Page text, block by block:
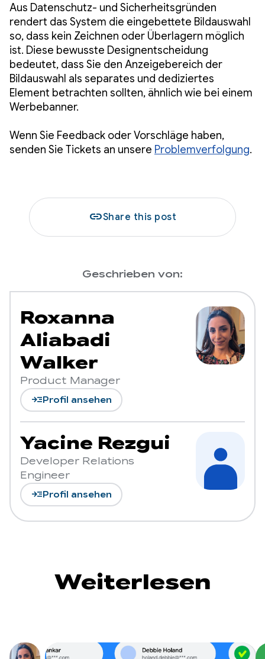
Aus Datenschutz- und Sicherheitsgründen
rendert das System die eingebettete Bildauswahl
so, dass kein Zeichnen oder Überlagern möglich
ist. Diese bewusste Designentscheidung
bedeutet, dass Sie den Anzeigebereich der
Bildauswahl als separates und dediziertes
Element betrachten sollten, ähnlich wie bei einem
Werbebanner.
Wenn Sie Feedback oder Vorschläge haben,
senden Sie Tickets an unsere Problemverfolgung.
linkShare this post
Geschrieben von:
Roxanna
Aliabadi
Walker
Product Manager
read_moreProfil ansehen
Yacine Rezgui
Developer Relations
Engineer
read_moreProfil ansehen
Weiterlesen